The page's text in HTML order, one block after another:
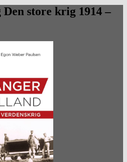
store krig 1914 –